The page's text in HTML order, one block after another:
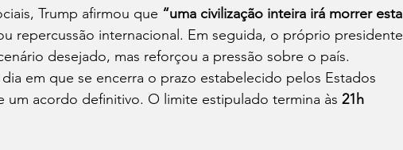
Trump afirmou que “uma civilização inteira irá morrer esta
repercussão internacional. Em seguida, o próprio presidente
desejado, mas reforçou a pressão sobre o país.
em que se encerra o prazo estabelecido pelos Estados
um acordo definitivo. O limite estipulado termina às 21h